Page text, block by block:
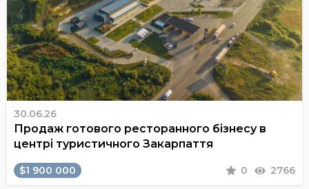
30.06.26
Продаж готового ресторанного бізнесу в
центрі туристичного Закарпаття
$1 900 000 0 2766